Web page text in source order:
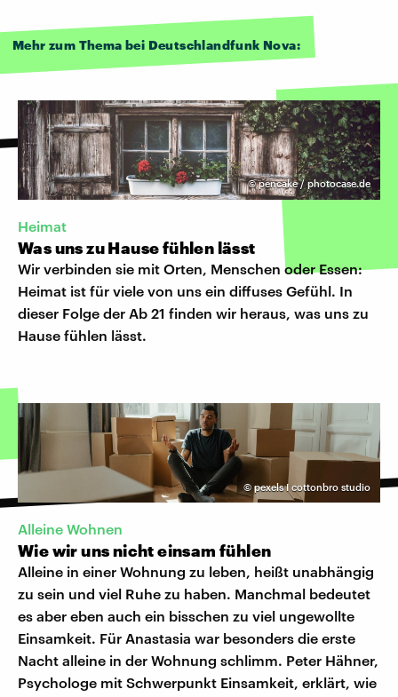
Mehr zum Thema bei Deutschlandfunk Nova:
©pencake / photocase.de
Heimat
Was uns zu Hause fühlen lässt
Wir verbinden sie mit Orten, Menschen oder Essen:
Heimat ist für viele von uns ein diffuses Gefühl. In
dieser Folge der Ab 21 finden wir heraus, was uns zu
Hause fühlen lässt.
© pexels I cottonbro studio
Alleine Wohnen
Wie wir uns nicht einsam fühlen
Alleine in einer Wohnung zu leben, heißt unabhängig
zu sein und viel Ruhe zu haben. Manchmal bedeutet
es aber eben auch ein bisschen zu viel ungewollte
Einsamkeit. Für Anastasia war besonders die erste
Nacht alleine in der Wohnung schlimm. Peter Hähner,
Psychologe mit Schwerpunkt Einsamkeit, erklärt, wie